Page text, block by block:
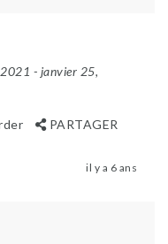
- janvier 25,
PARTAGER
il y a 6 ans